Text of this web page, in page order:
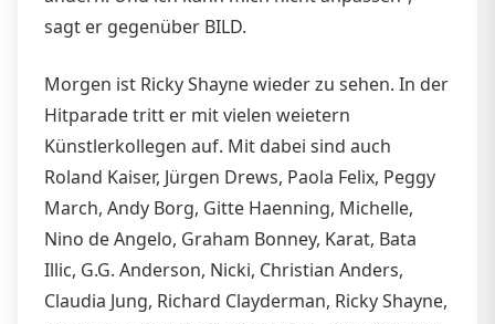
sagt er gegenüber BILD.
Morgen ist Ricky Shayne wieder zu sehen. In der
Hitparade tritt er mit vielen weietern
Künstlerkollegen auf. Mit dabei sind auch
Roland Kaiser, Jürgen Drews, Paola Felix, Peggy
March, Andy Borg, Gitte Haenning, Michelle,
Nino de Angelo, Graham Bonney, Karat, Bata
Illic, G.G. Anderson, Nicki, Christian Anders,
Claudia Jung, Richard Clayderman, Ricky Shayne,